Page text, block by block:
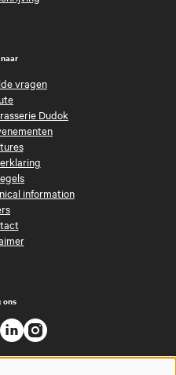
vragen
Dudok
information
ons